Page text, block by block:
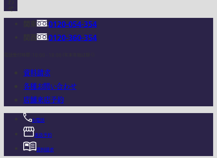
0120-054-354
0120-360-354
資料請求
各種お問い合わせ
店舗来店予約
お電話
来店予約
資料請求